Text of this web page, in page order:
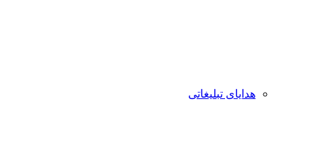
هدایای تبلیغاتی